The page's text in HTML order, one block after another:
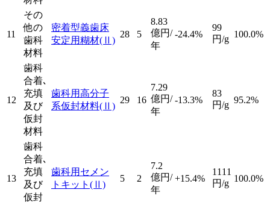
11
その
他の
歯科
材料
密着型義歯床
安定用糊材(Ⅱ)
28 5
8.83
億円/
年
-24.4%
99
円/g 100.0%
12
歯科
合着､
充填
及び
仮封
材料
歯科用高分子
系仮封材料(Ⅱ)
29 16
7.29
億円/
年
-13.3%
83
円/g 95.2%
13
歯科
合着､
充填
及び
仮封
歯科用セメン
トキット (Ⅱ)
5 2
7.2
億円/
年
+15.4%
1111
円/g 100.0%